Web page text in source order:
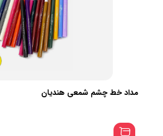
مداد خط چشم شمعی هندیان